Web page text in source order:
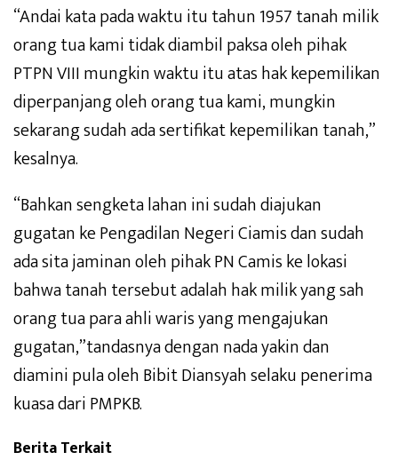
“Andai kata pada waktu itu tahun 1957 tanah milik
orang tua kami tidak diambil paksa oleh pihak
PTPN VIII mungkin waktu itu atas hak kepemilikan
diperpanjang oleh orang tua kami, mungkin
sekarang sudah ada sertifikat kepemilikan tanah,”
kesalnya.
“Bahkan sengketa lahan ini sudah diajukan
gugatan ke Pengadilan Negeri Ciamis dan sudah
ada sita jaminan oleh pihak PN Camis ke lokasi
bahwa tanah tersebut adalah hak milik yang sah
orang tua para ahli waris yang mengajukan
gugatan,”tandasnya dengan nada yakin dan
diamini pula oleh Bibit Diansyah selaku penerima
kuasa dari PMPKB.
Berita Terkait